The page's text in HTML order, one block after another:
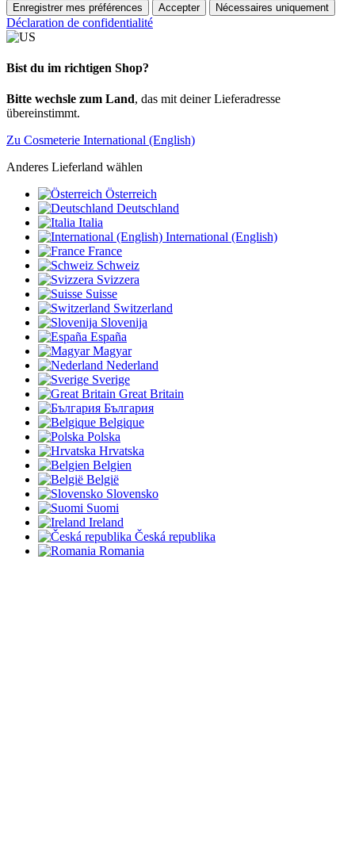
Enregistrer mes préférences Accepter Nécessaires uniquement
Déclaration de confidentialité
Bist du im richtigen Shop?
Bitte wechsle zum Land, das mit deiner Lieferadresse
übereinstimmt.
Zu Cosmeterie International (English)
Anderes Lieferland wählen
Österreich
Deutschland
Italia
International (English)
France
Schweiz
Svizzera
Suisse
Switzerland
Slovenija
España
Magyar
Nederland
Sverige
Great Britain
България
Belgique
Polska
Hrvatska
Belgien
België
Slovensko
Suomi
Ireland
Česká republika
Romania